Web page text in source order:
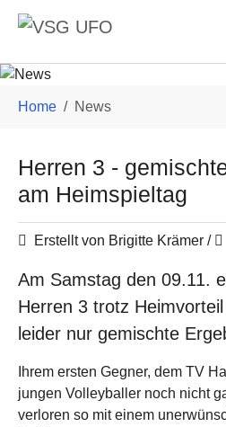
Skip to main content
Home News
Herren 3 -
am Heimspieltag
Erstellt von Brigitte Krämer /
Am Samstag den 09.11.
Herren 3 trotz
leider nur gemischte
Ihrem ersten Gegner, dem TV
jungen Volleyballer noch nicht
verloren so mit einem